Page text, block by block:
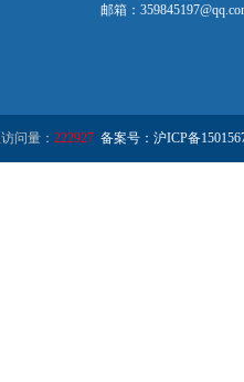
邮箱：
问量： 222927 备案号：沪ICP备